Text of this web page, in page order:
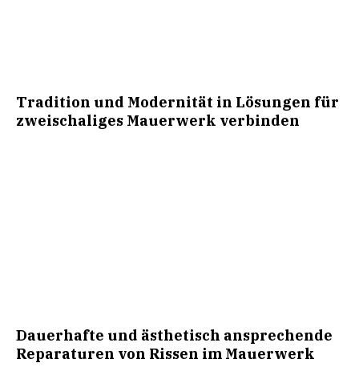
Tradition und Modernität in Lösungen für
zweischaliges Mauerwerk verbinden
Dauerhafte und ästhetisch ansprechende
Reparaturen von Rissen im Mauerwerk